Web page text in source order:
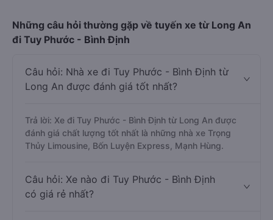
Những câu hỏi thường gặp về tuyến xe từ Long An
đi Tuy Phước - Bình Định
Câu hỏi: Nhà xe đi Tuy Phước - Bình Định từ
Long An được đánh giá tốt nhất?
Trả lời: Xe đi Tuy Phước - Bình Định từ Long An được
đánh giá chất lượng tốt nhất là những nhà xe Trọng
Thủy Limousine, Bốn Luyện Express, Mạnh Hùng.
Câu hỏi: Xe nào đi Tuy Phước - Bình Định
có giá rẻ nhất?